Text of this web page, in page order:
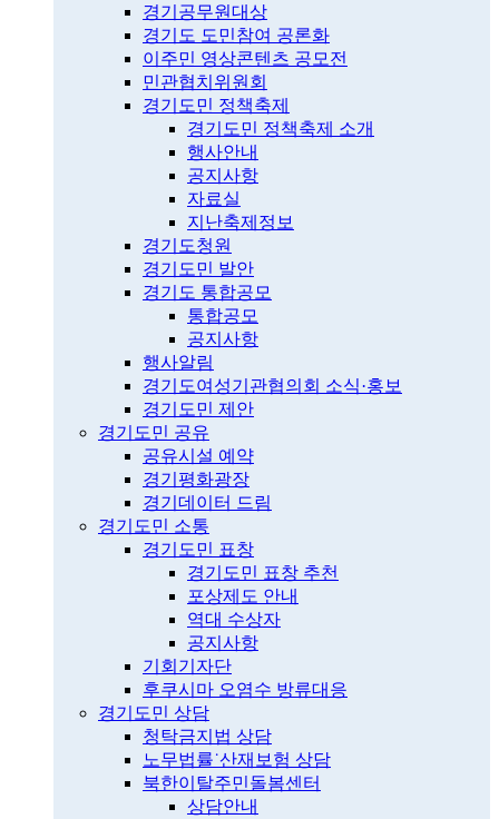
경기공무원대상
경기도 도민참여 공론화
이주민 영상콘텐츠 공모전
민관협치위원회
경기도민 정책축제
경기도민 정책축제 소개
행사안내
공지사항
자료실
지난축제정보
경기도청원
경기도민 발안
경기도 통합공모
통합공모
공지사항
행사알림
경기도여성기관협의회 소식·홍보
경기도민 제안
경기도민 공유
공유시설 예약
경기평화광장
경기데이터 드림
경기도민 소통
경기도민 표창
경기도민 표창 추천
포상제도 안내
역대 수상자
공지사항
기회기자단
후쿠시마 오염수 방류대응
경기도민 상담
청탁금지법 상담
노무법률˙산재보험 상담
북한이탈주민돌봄센터
상담안내